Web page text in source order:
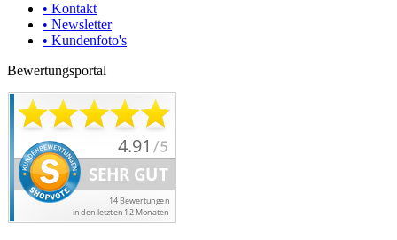
• Kontakt
• Newsletter
• Kundenfoto's
Bewertungsportal